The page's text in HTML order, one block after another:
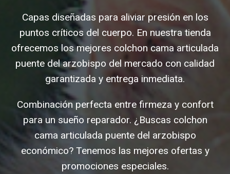
Capas diseñadas para aliviar presión en los
puntos críticos del cuerpo. En nuestra tienda
ofrecemos los mejores colchon cama articulada
puente del arzobispo del mercado con calidad
garantizada y entrega inmediata.
Combinación perfecta entre firmeza y confort
para un sueño reparador. ¿Buscas colchon
cama articulada puente del arzobispo
económico? Tenemos las mejores ofertas y
promociones especiales.